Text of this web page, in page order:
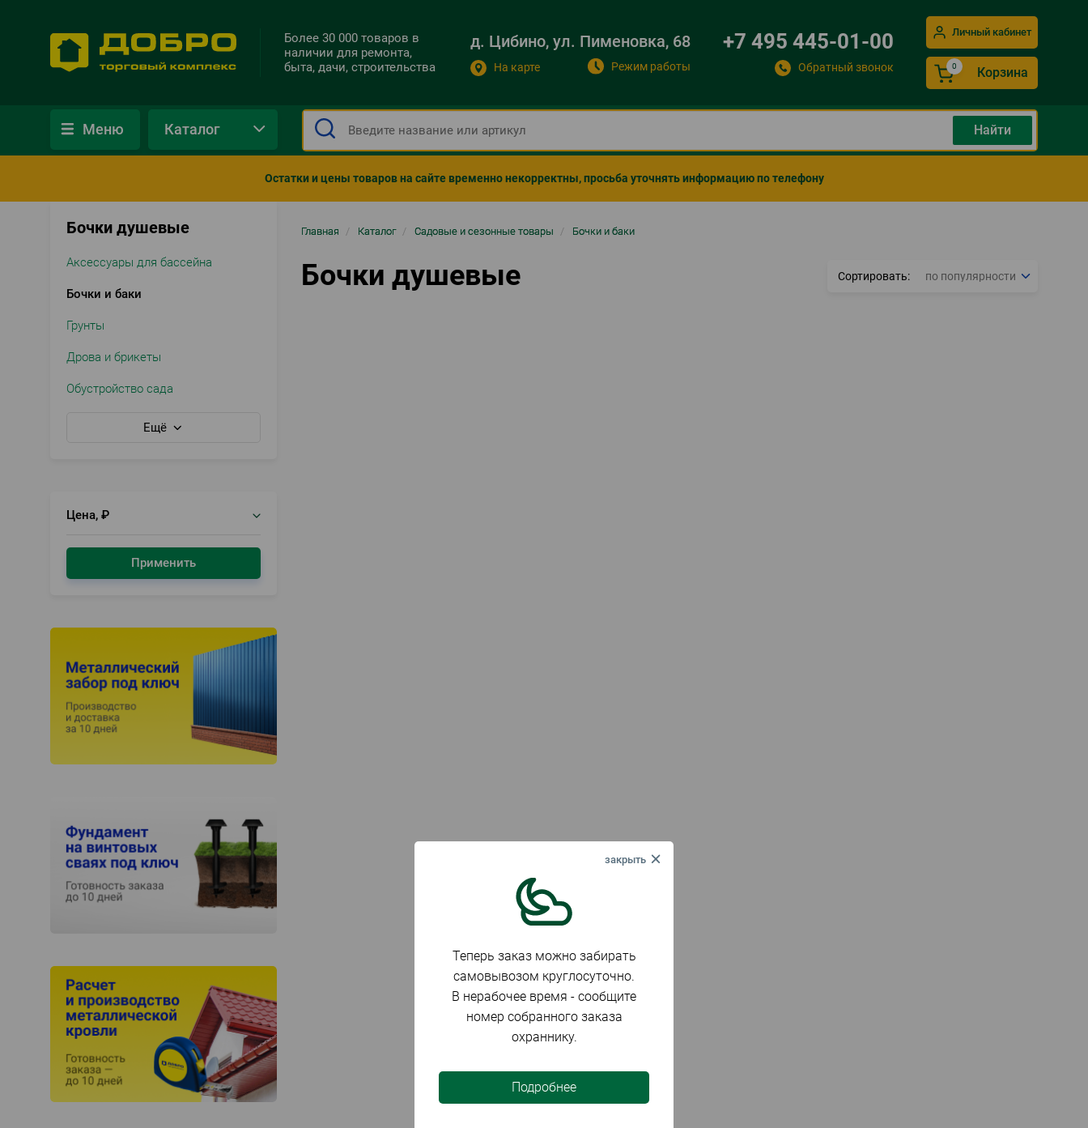
Более 30 000 товаров в
наличии для ремонта,
быта, дачи, строительства
д. Цибино, ул. Пименовка, 68
На карте Режим работы
+7 495 445-01-00
Обратный звонок
Личный кабинет
Корзина
Меню Каталог
Остатки и цены товаров на сайте временно некорректны, просьба уточнять информацию по телефону
Бочки душевые
Аксессуары для бассейна
Бочки и баки
Грунты
Дрова и брикеты
Обустройство сада
Ещё
Цена, ₽
Применить
Строка
навигации
Главная / Каталог / Садовые и сезонные товары / Бочки и баки
Бочки душевые Сортировать
Теперь заказ можно забирать
самовывозом круглосуточно.
В нерабочее время - сообщите
номер собранного заказа
охраннику.
Подробнее